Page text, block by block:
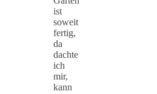
ist
soweit
fertig,
da
dachte
ich
mir,
kann